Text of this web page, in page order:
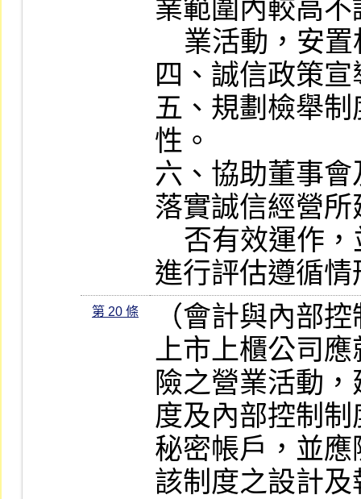
業範圍內較高
四、誠信政策
五、規劃檢舉
性。
六、協助董事
落實誠信經營
進行評估遵循
第 20 條
（會計與內部
上市上櫃公司
險之營業活動
度及內部控制
秘密帳戶，並
該制度之設計